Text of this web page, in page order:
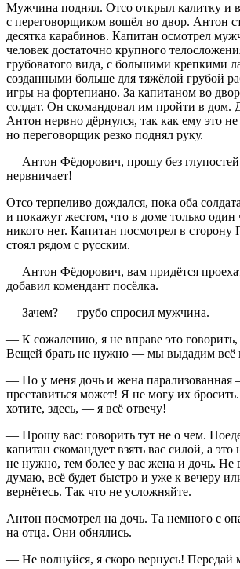
Мужчина поднял. Отсо открыл калитку и
с переговорщиком вошёл во двор. Антон
десятка карабинов. Капитан осмотрел
человек достаточно крупного
грубоватого вида, с большими крепкими
созданными больше для тяжёлой грубой
игры на фортепиано. За капитаном во
солдат. Он скомандовал им пройти в дом.
Антон нервно дёрнулся, так как ему это
но переговорщик резко поднял руку.
— Антон Фёдорович, прошу без
нервничает!
Отсо терпеливо дождался, пока оба
и покажут жестом, что в доме только один
никого нет. Капитан посмотрел в сторону
стоял рядом с русским.
— Антон Фёдорович, вам придётся
добавил комендант посёлка.
— Зачем? — грубо спросил мужчина.
— К сожалению, я не вправе это говорить,
Вещей брать не нужно — мы выдадим всё
— Но у меня дочь и жена парализованная
преставиться может! Я не могу их
хотите, здесь, — я всё отвечу!
— Прошу вас: говорить тут не о чем.
капитан скомандует взять вас силой, а
не нужно, тем более у вас жена и дочь. Не
думаю, всё будет быстро и уже к вечеру
вернётесь. Так что не усложняйте.
Антон посмотрел на дочь. Та немного с
на отца. Они обнялись.
— Не волнуйся, я скоро вернусь! Передай